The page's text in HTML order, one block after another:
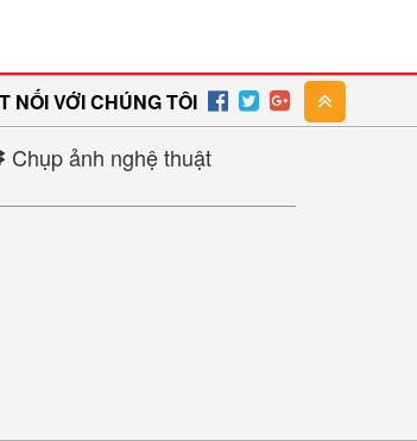
NỐI VỚI CHÚNG TÔI
Chụp ảnh nghệ thuật